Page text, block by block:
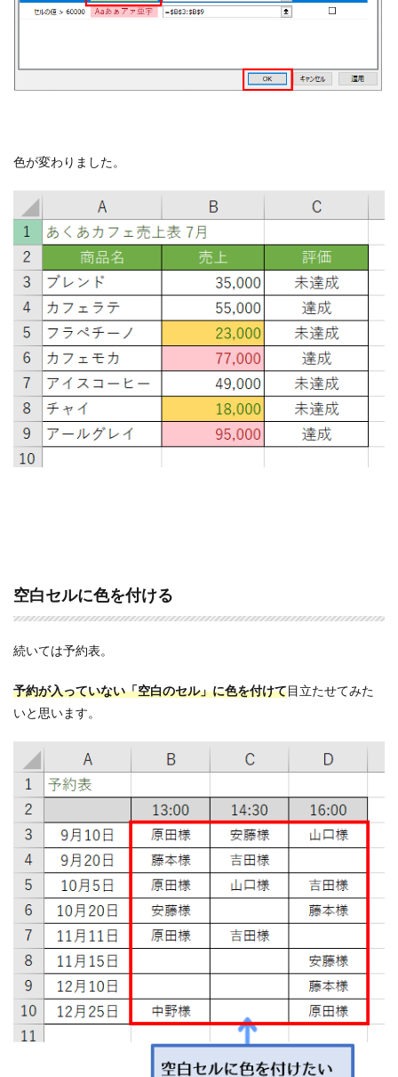
色が変わりました。
空白セルに色を付ける
続いては予約表。
予約が入っていない「空白のセル」に色を付けて目立たせてみた
いと思います。